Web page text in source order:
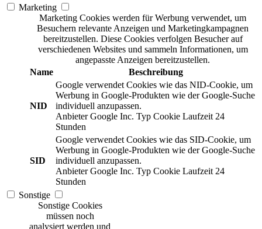
Marketing
Marketing Cookies werden für Werbung verwendet, um
Besuchern relevante Anzeigen und Marketingkampagnen
bereitzustellen. Diese Cookies verfolgen Besucher auf
verschiedenen Websites und sammeln Informationen, um
angepasste Anzeigen bereitzustellen.
Name
Beschreibung
NID
Google verwendet Cookies wie das NID-Cookie, um
Werbung in Google-Produkten wie der Google-Suche
individuell anzupassen.
Anbieter Google Inc. Typ Cookie Laufzeit 24
Stunden
SID
Google verwendet Cookies wie das SID-Cookie, um
Werbung in Google-Produkten wie der Google-Suche
individuell anzupassen.
Anbieter Google Inc. Typ Cookie Laufzeit 24
Stunden
Sonstige
Sonstige Cookies
müssen noch
analysiert werden und